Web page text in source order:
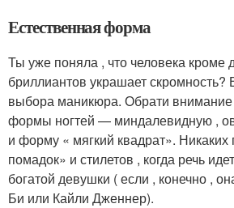
Естественная форма
Ты уже поняла , что человека кроме
бриллиантов украшает скромность?
выбора маникюра. Обрати
формы ногтей — миндалевидную ,
и форму « мягкий квадрат».
помадок» и стилетов , когда речь
богатой девушки ( если , конечно ,
Би или Кайли Дженнер).